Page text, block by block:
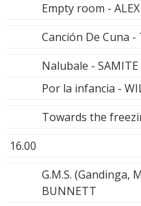
Empty room - ALEX
Canción De Cuna -
Nalubale -
Por la infancia -
Towards the
16.00
G.M.S. (Gandinga,
BUNNETT